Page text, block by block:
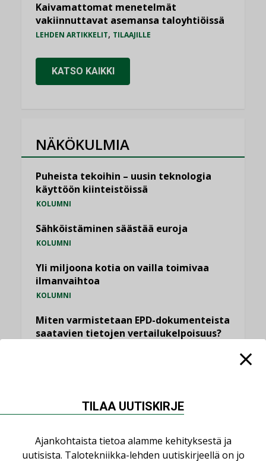
Kaivamattomat menetelmät
vakiinnuttavat asemansa taloyhtiöissä
LEHDEN ARTIKKELIT, TILAAJILLE
KATSO KAIKKI
NÄKÖKULMIA
Puheista tekoihin – uusin teknologia
käyttöön kiinteistöissä
KOLUMNI
Sähköistäminen säästää euroja
KOLUMNI
Yli miljoona kotia on vailla toimivaa
ilmanvaihtoa
KOLUMNI
Miten varmistetaan EPD-dokumenteista
saatavien tietojen vertailukelpoisuus?
KATSO KAIKKI
TILAA UUTISKIRJE
Ajankohtaista tietoa alamme kehityksestä ja
uutisista. Talotekniikka-lehden uutiskirjeellä on jo